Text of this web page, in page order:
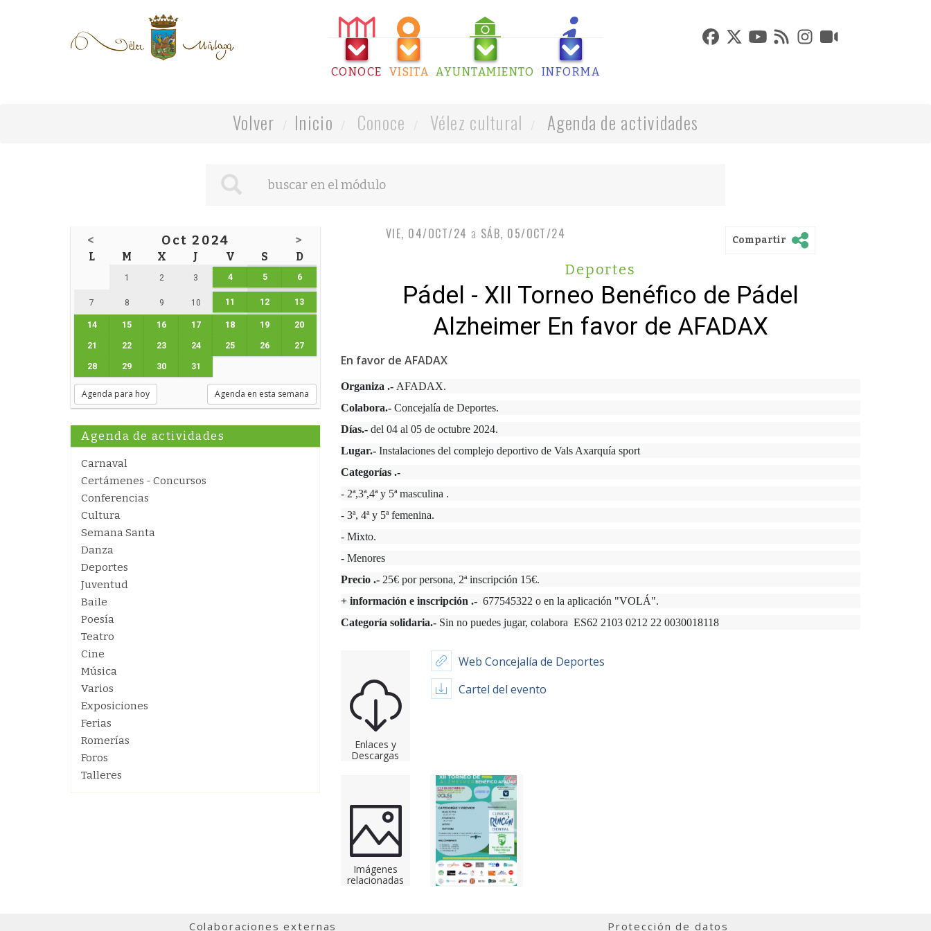
CONOCE VISITA AYUNTAMIENTO INFORMA
Volver Inicio Conoce Vélez cultural Agenda de actividades
< Oct 2024 >
L M X J V S D
1 2 3 4 5 6
7 8 9 10 11 12 13
14 15 16 17 18 19 20
21 22 23 24 25 26 27
28 29 30 31
Agenda para hoy Agenda en esta semana
Agenda de actividades
Carnaval
Certámenes - Concursos
Conferencias
Cultura
Semana Santa
Danza
Deportes
Juventud
Baile
Poesía
Teatro
Cine
Música
Varios
Exposiciones
Ferias
Romerías
Foros
Talleres
VIE, 04/OCT/24 a SÁB, 05/OCT/24 Compartir
Deportes
Pádel - XII Torneo Benéfico de Pádel
Alzheimer En favor de AFADAX
En favor de AFADAX
Organiza .- AFADAX.
Colabora.- Concejalía de Deportes.
Días.- del 04 al 05 de octubre 2024.
Lugar.- Instalaciones del complejo deportivo de Vals Axarquía sport
Categorías .-
- 2ª,3ª,4ª y 5ª masculina .
- 3ª, 4ª y 5ª femenina.
- Mixto.
- Menores
Precio .- 25€ por persona, 2ª inscripción 15€.
+ información e inscripción .- 677545322 o en la aplicación "VOLÁ".
Categoría solidaria.- Sin no puedes jugar, colabora ES62 2103 0212 22 0030018118
Enlaces y
Descargas
Web Concejalía de Deportes
Cartel del evento
Imágenes
relacionadas
Colaboraciones externas Protección de datos